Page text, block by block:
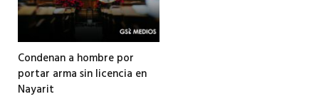
Condenan a hombre por
portar arma sin licencia en
Nayarit